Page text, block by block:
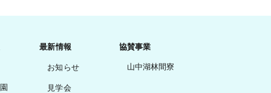
最新情報
お知らせ
見学会
協賛事業
山中湖林間寮